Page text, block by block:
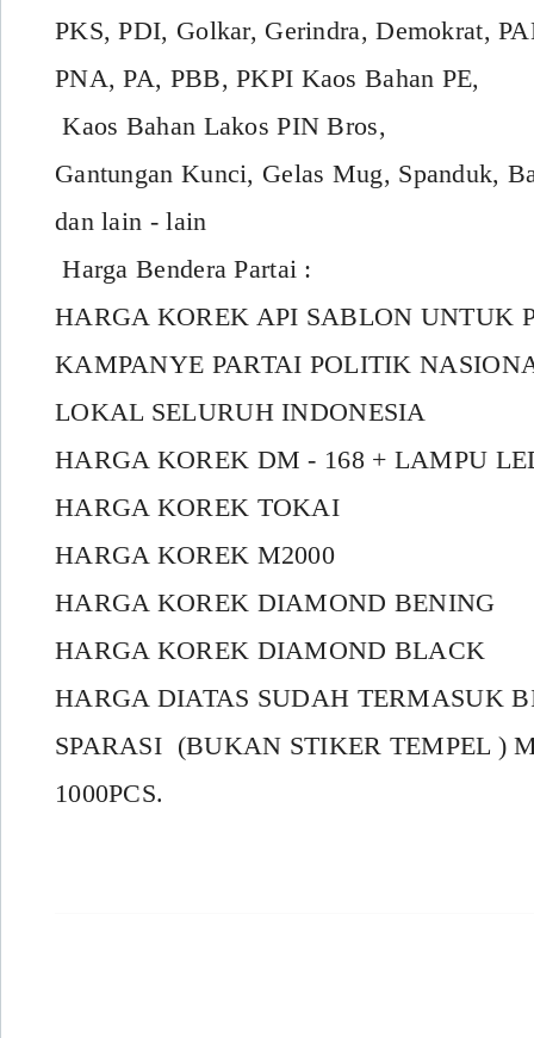
PKS, PDI, Golkar, Gerindra, Demokrat,
PNA, PA, PBB, PKPI Kaos Bahan PE,
Kaos Bahan Lakos PIN Bros,
Gantungan Kunci, Gelas Mug, Spanduk,
dan lain - lain
Harga Bendera Partai :
HARGA KOREK API SABLON UNTUK
KAMPANYE PARTAI POLITIK
LOKAL SELURUH INDONESIA
HARGA KOREK DM - 168 + LAMPU
HARGA KOREK TOKAI =
HARGA KOREK M2000 =
HARGA KOREK DIAMOND
HARGA KOREK DIAMOND
HARGA DIATAS SUDAH TERMASUK
SPARASI (BUKAN STIKER TEMPEL )
1000PCS.